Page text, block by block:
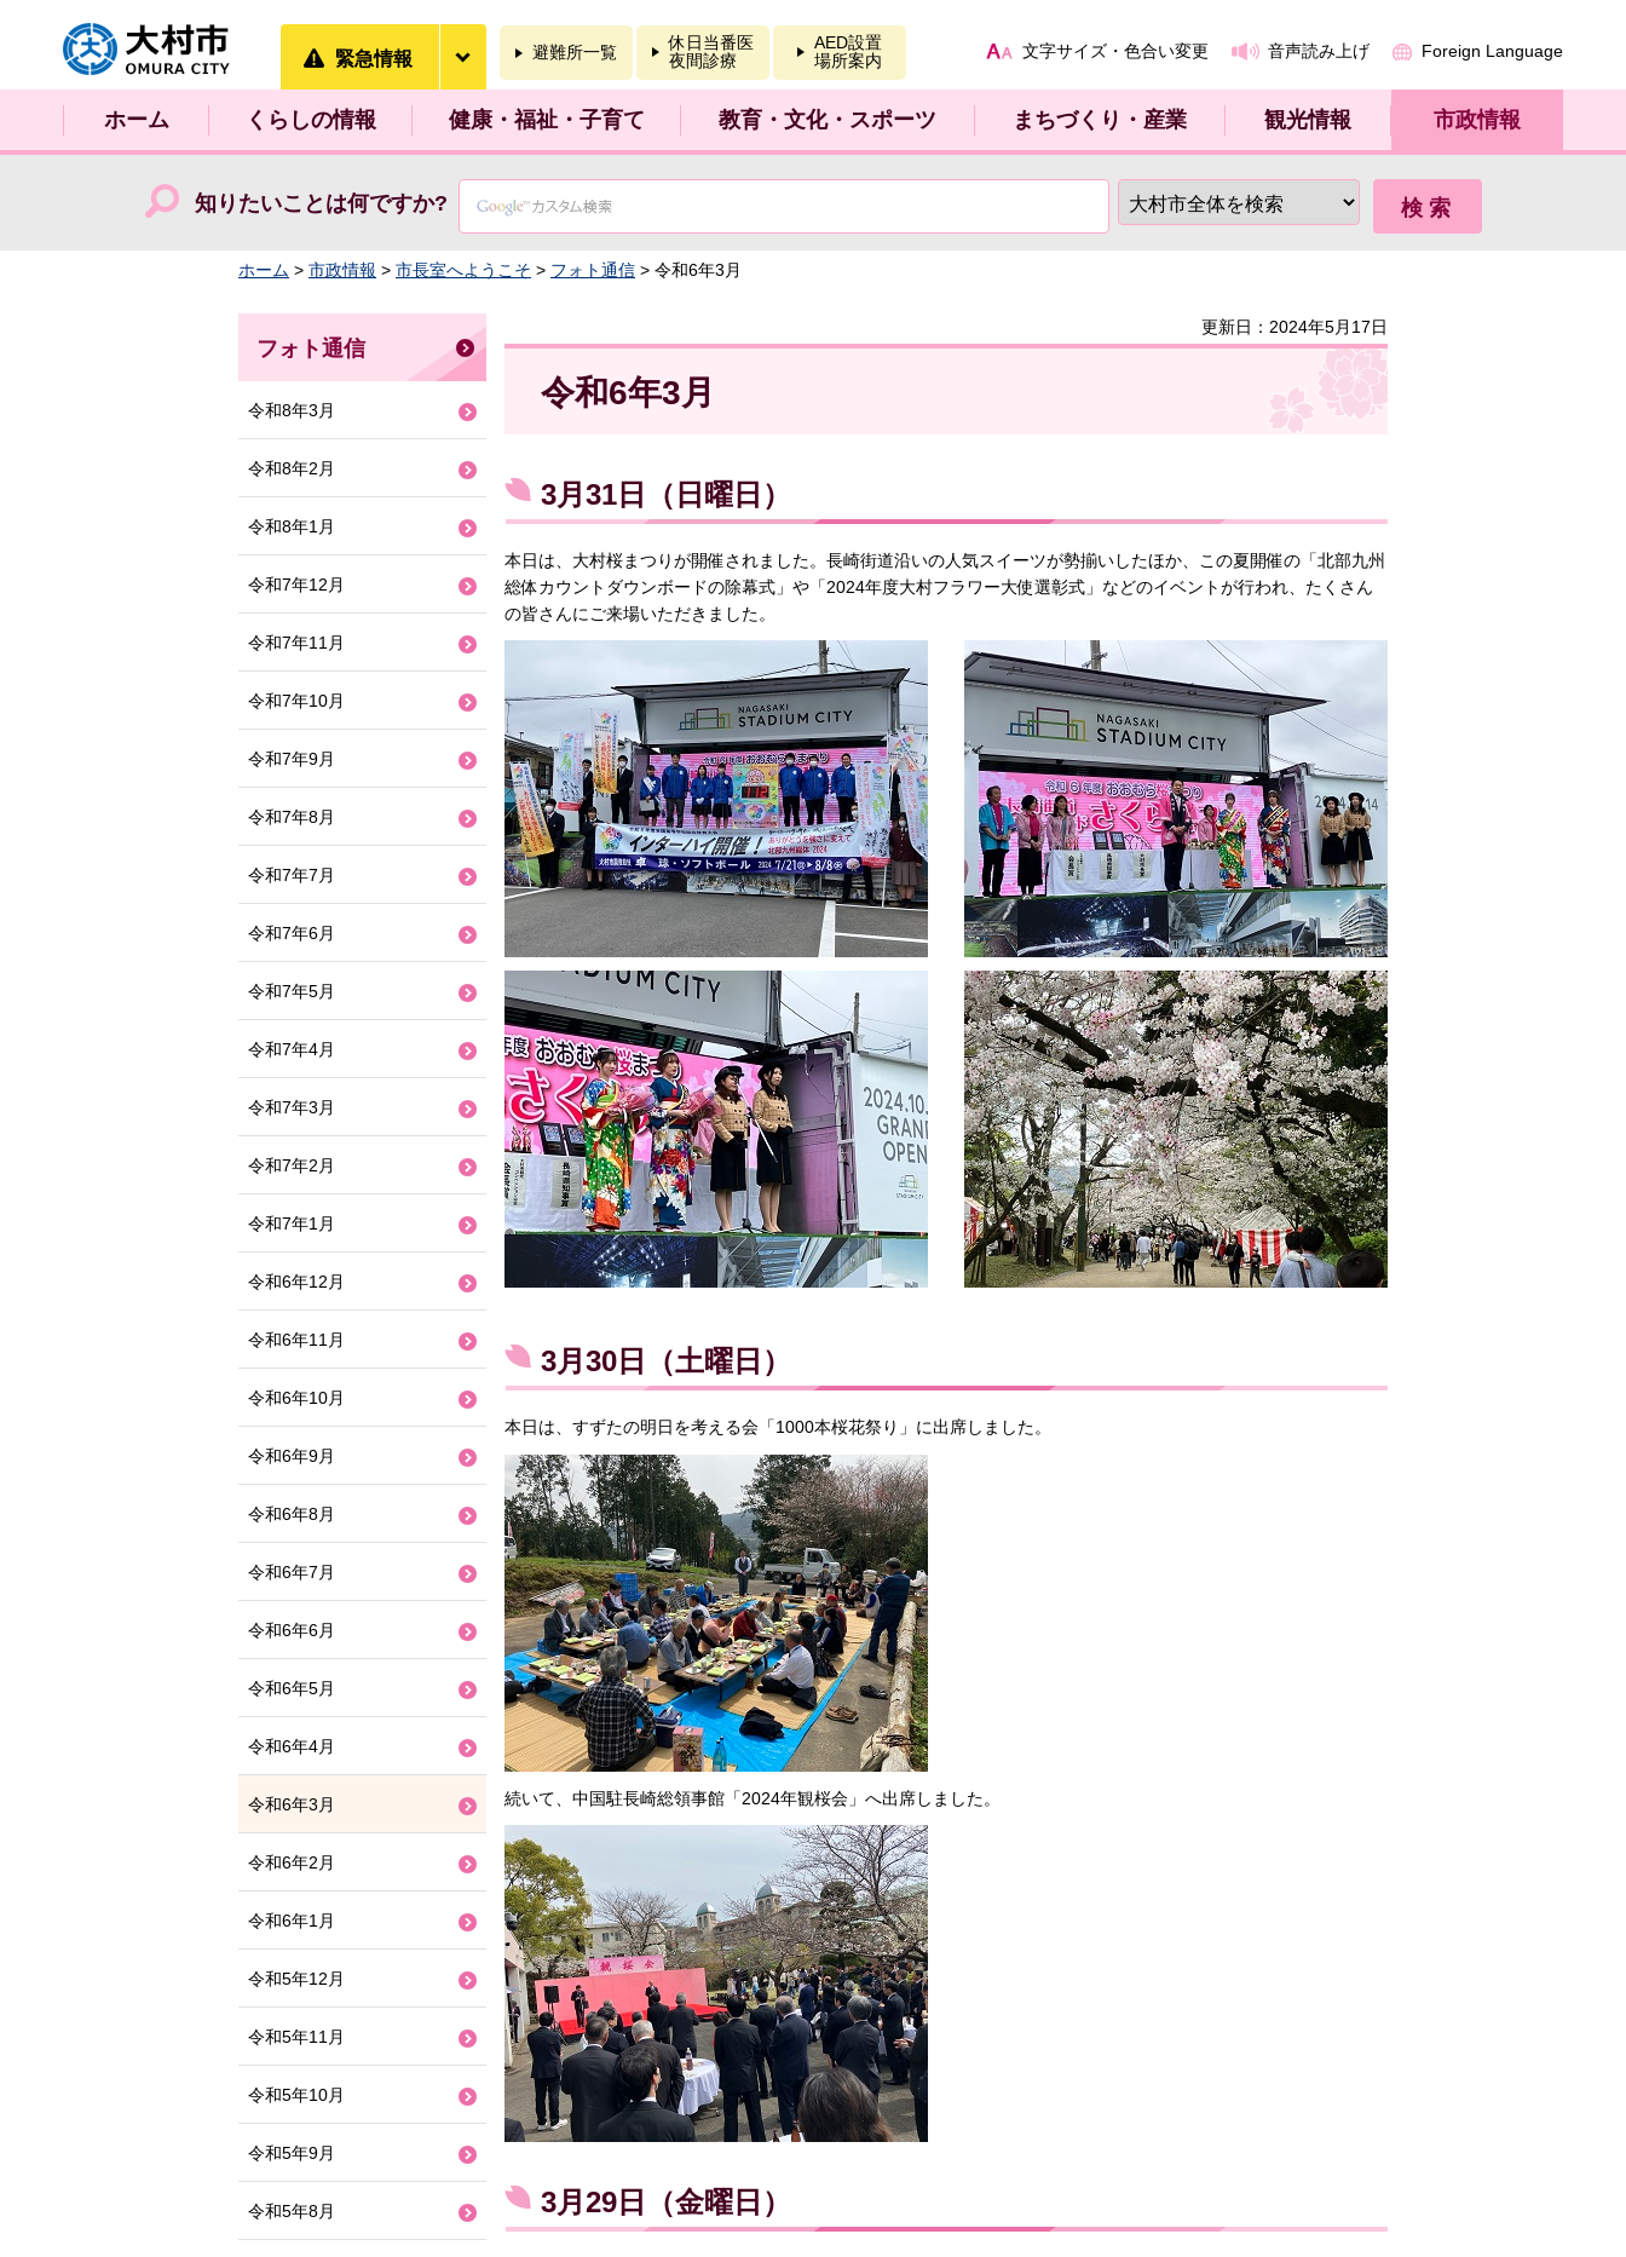
大村市
緊急情報 避難所一覧
休日当番医
夜間診療
AED設置
場所案内
文字サイズ・色合い変更 音声読み上げ Foreign Language
ホーム くらしの情報 健康・福祉・子育て 教育・文化・スポーツ まちづくり・産業 観光情報 市政情報
知りたいことは何ですか?
ホーム > 市政情報 > 市長室へようこそ > フォト通信 > 令和6年3月
更新日：2024年5月17日
令和6年3月
3月31日（日曜日）
本日は、大村桜まつりが開催されました。長崎街道沿いの人気スイーツが勢揃いしたほか、この夏開催の「北部九州
総体カウントダウンボードの除幕式」や「2024年度大村フラワー大使選彰式」などのイベントが行われ、たくさん
の皆さんにご来場いただきました。
3月30日（土曜日）
本日は、すずたの明日を考える会「1000本桜花祭り」に出席しました。
続いて、中国駐長崎総領事館「2024年観桜会」へ出席しました。
3月29日（金曜日）
フォト通信
令和8年3月
令和8年2月
令和8年1月
令和7年12月
令和7年11月
令和7年10月
令和7年9月
令和7年8月
令和7年7月
令和7年6月
令和7年5月
令和7年4月
令和7年3月
令和7年2月
令和7年1月
令和6年12月
令和6年11月
令和6年10月
令和6年9月
令和6年8月
令和6年7月
令和6年6月
令和6年5月
令和6年4月
令和6年3月
令和6年2月
令和6年1月
令和5年12月
令和5年11月
令和5年10月
令和5年9月
令和5年8月